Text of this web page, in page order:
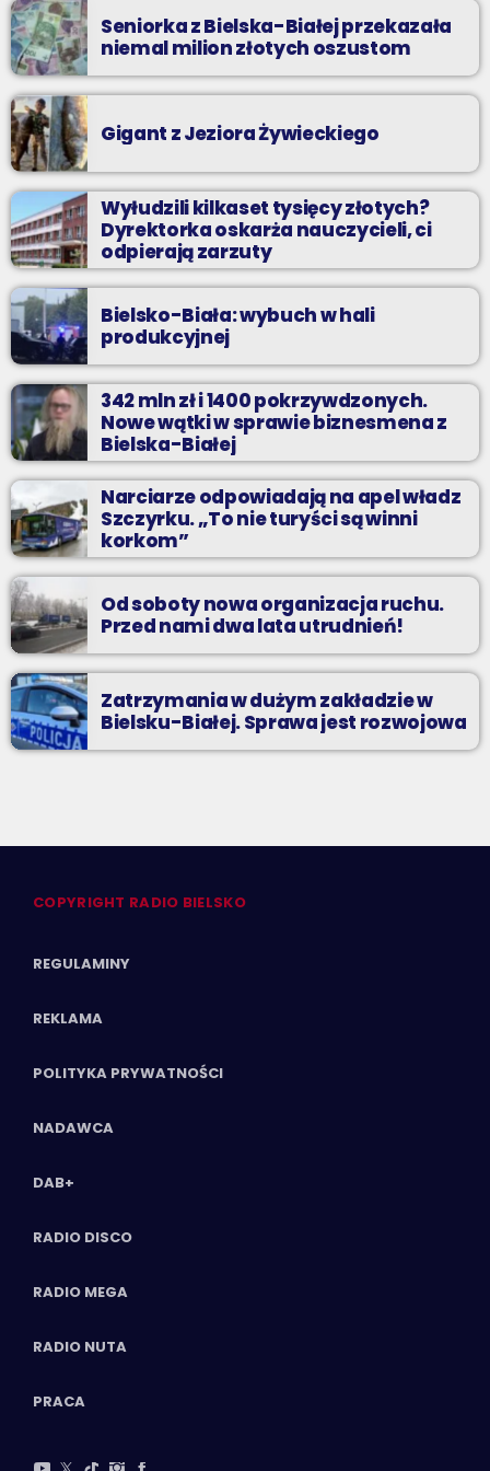
Seniorka z Bielska-Białej przekazała
niemal milion złotych oszustom
Gigant z Jeziora Żywieckiego
Wyłudzili kilkaset tysięcy złotych?
Dyrektorka oskarża nauczycieli, ci
odpierają zarzuty
Bielsko-Biała: wybuch w hali
produkcyjnej
342 mln zł i 1400 pokrzywdzonych.
Nowe wątki w sprawie biznesmena z
Bielska-Białej
Narciarze odpowiadają na apel władz
Szczyrku. „To nie turyści są winni
korkom”
Od soboty nowa organizacja ruchu.
Przed nami dwa lata utrudnień!
Zatrzymania w dużym zakładzie w
Bielsku-Białej. Sprawa jest rozwojowa
COPYRIGHT RADIO BIELSKO
REGULAMINY
REKLAMA
POLITYKA PRYWATNOŚCI
NADAWCA
DAB+
RADIO DISCO
RADIO MEGA
RADIO NUTA
PRACA